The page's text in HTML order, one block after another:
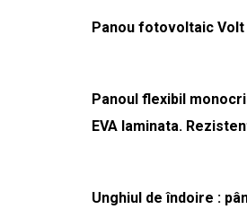
Panou fotovoltaic
Panoul flexibil
EVA laminata.
Unghiul de îndoire :